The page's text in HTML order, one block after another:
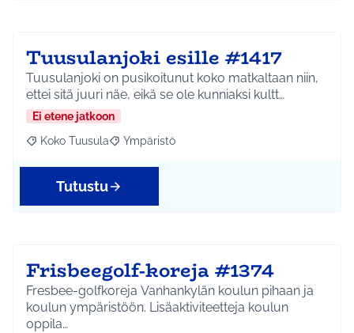
Tuusulanjoki esille #1417
Tuusulanjoki on pusikoitunut koko matkaltaan niin,
ettei sitä juuri näe, eikä se ole kunniaksi kultt…
Ei etene jatkoon
Rajaa tulokset aihepiirin mukaan: Koko Tuusula
Koko Tuusula Rajaa tulokset teeman mukaan: Ympäristö
Ympäristö
Tutustu
Frisbeegolf-koreja #1374
Fresbee-golfkoreja Vanhankylän koulun pihaan ja
koulun ympäristöön. Lisäaktiviteetteja koulun
oppila…